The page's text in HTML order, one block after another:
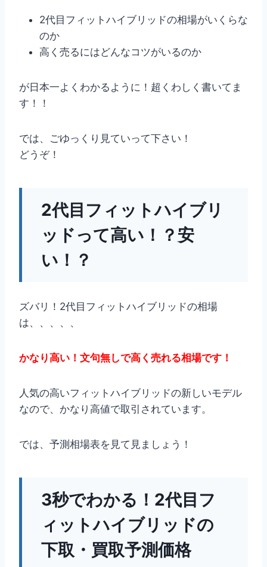
2代目フィットハイブリッドの相場がいくらな
のか
高く売るにはどんなコツがいるのか
が日本一よくわかるように！超くわしく書いてま
す！！
では、ごゆっくり見ていって下さい！
どうぞ！
2代目フィットハイブリ
ッドって高い！？安
い！？
ズバリ！2代目フィットハイブリッドの相場
は、、、、、
かなり高い！文句無しで高く売れる相場です！
人気の高いフィットハイブリッドの新しいモデル
なので、かなり高値で取引されています。
では、予測相場表を見て見ましょう！
3秒でわかる！2代目フ
ィットハイブリッドの
下取・買取予測価格